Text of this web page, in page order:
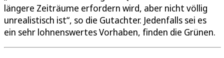
längere Zeiträume erfordern wird, aber nicht völlig
unrealistisch ist“, so die Gutachter. Jedenfalls sei es
ein sehr lohnenswertes Vorhaben, finden die Grünen.